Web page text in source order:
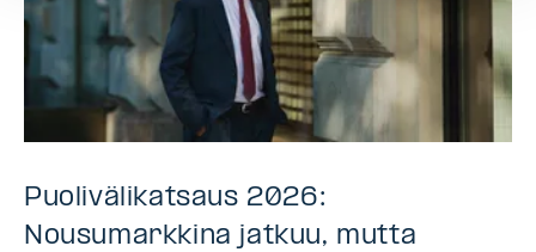
Puolivälikatsaus 2026:
Nousumarkkina jatkuu, mutta